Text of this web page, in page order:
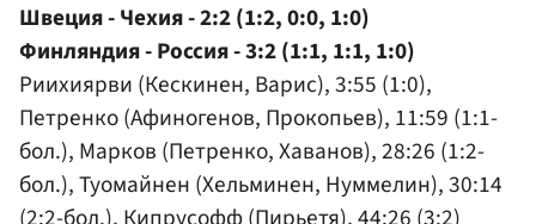
Швеция - Чехия - 2:2 (1:2, 0:0, 1:0)
Финляндия - Россия - 3:2 (1:1, 1:1, 1:0)
Риихиярви (Кескинен, Варис), 3:55 (1:0),
Петренко (Афиногенов, Прокопьев), 11:59 (1:1-
бол.), Марков (Петренко, Хаванов), 28:26 (1:2-
бол.), Туомайнен (Хельминен, Нуммелин), 30:14